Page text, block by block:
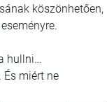
köszönhetően,
hullni…
És miért ne